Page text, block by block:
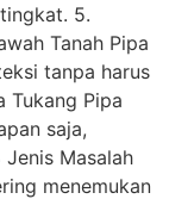
5.
Tanah Pipa
tanpa harus
Tukang Pipa
saja,
Jenis Masalah
menemukan